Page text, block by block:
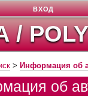
ВХОД
> Информация об
об